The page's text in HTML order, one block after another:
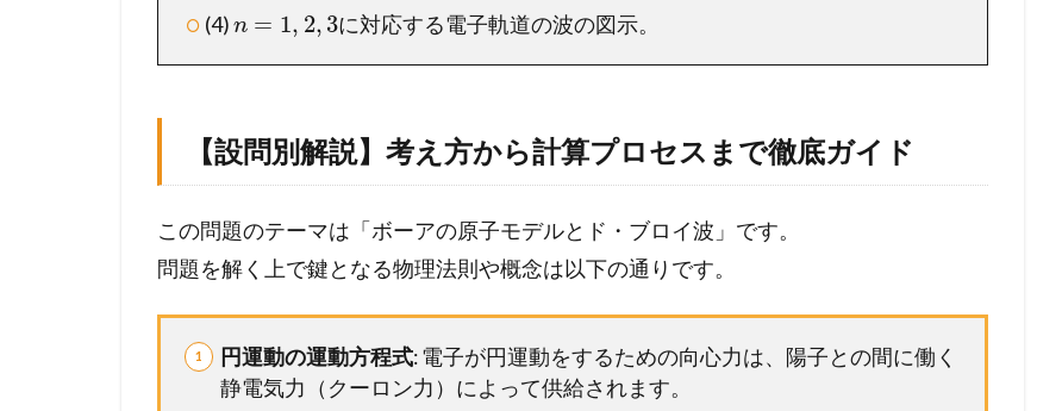
問
別
解
考
か
ら
算
プ
ロ
セ
(4) n = 1, 2, 3に対応する電子軌道の波の図示。
【設問別解説】考え方から計算プロセスまで徹底ガイド
この問題のテーマは「ボーアの原子モデルとド・ブロイ波」です。
問題を解く上で鍵となる物理法則や概念は以下の通りです。
円運動の運動方程式: 電子が円運動をするための向心力は、陽子との間に働く
静電気力（クーロン力）によって供給されます。